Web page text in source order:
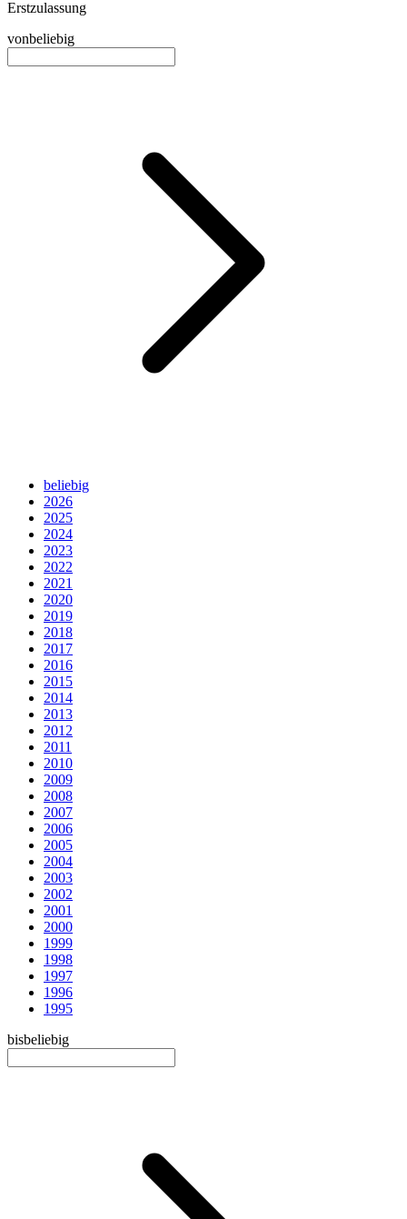
Erstzulassung
vonbeliebig
beliebig
2026
2025
2024
2023
2022
2021
2020
2019
2018
2017
2016
2015
2014
2013
2012
2011
2010
2009
2008
2007
2006
2005
2004
2003
2002
2001
2000
1999
1998
1997
1996
1995
bisbeliebig